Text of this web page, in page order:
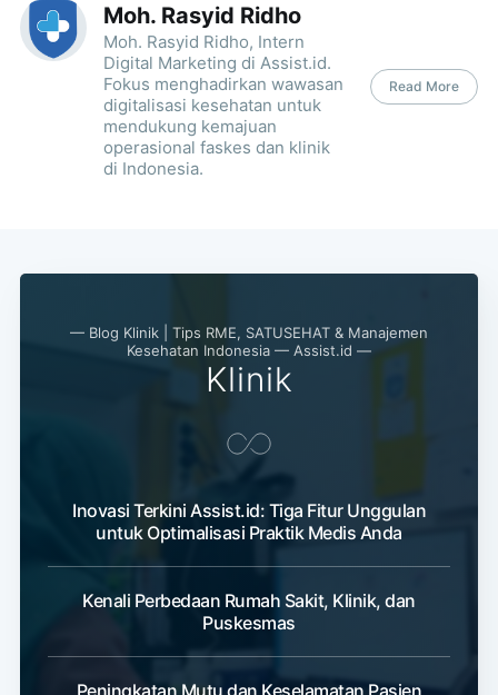
Moh. Rasyid Ridho
Moh. Rasyid Ridho, Intern
Digital Marketing di Assist.id.
Fokus menghadirkan wawasan
digitalisasi kesehatan untuk
mendukung kemajuan
operasional faskes dan klinik
di Indonesia.
Read More
— Blog Klinik | Tips RME, SATUSEHAT & Manajemen
Kesehatan Indonesia — Assist.id —
Klinik
Inovasi Terkini Assist.id: Tiga Fitur Unggulan
untuk Optimalisasi Praktik Medis Anda
Kenali Perbedaan Rumah Sakit, Klinik, dan
Puskesmas
Peningkatan Mutu dan Keselamatan Pasien